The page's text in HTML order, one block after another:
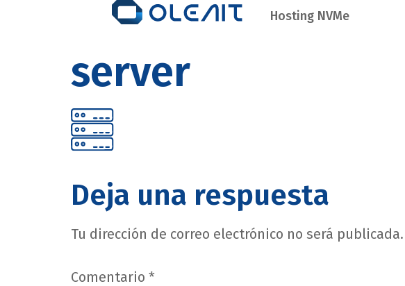
Hosting NVMe
server
Deja una respuesta
Tu dirección de correo electrónico no será publicada.
Comentario *